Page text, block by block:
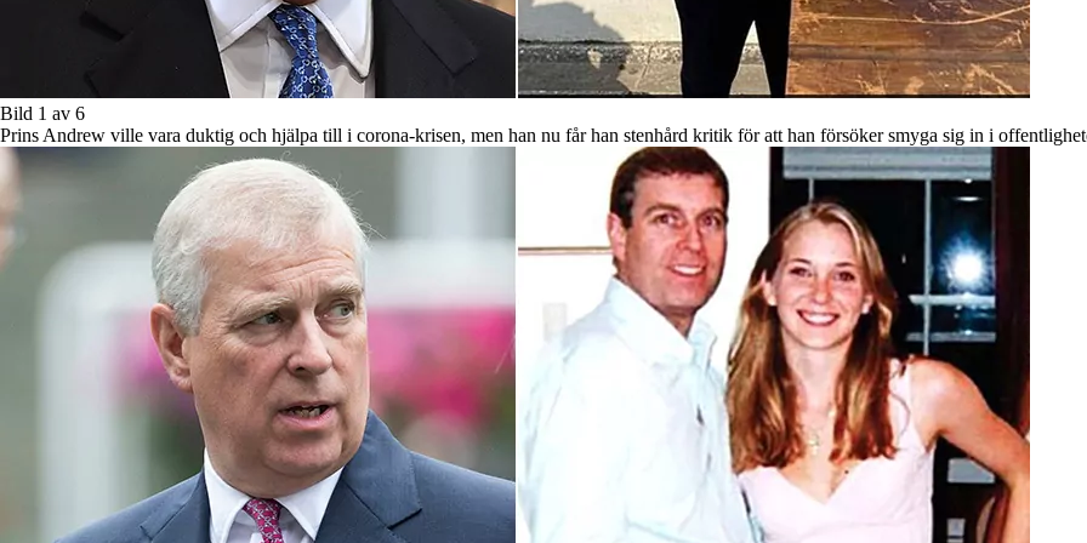
Bild 1 av 6
Prins Andrew ville vara duktig och hjälpa till i corona-krisen, men han nu får han stenhård kritik för att han försöker smyga sig in i